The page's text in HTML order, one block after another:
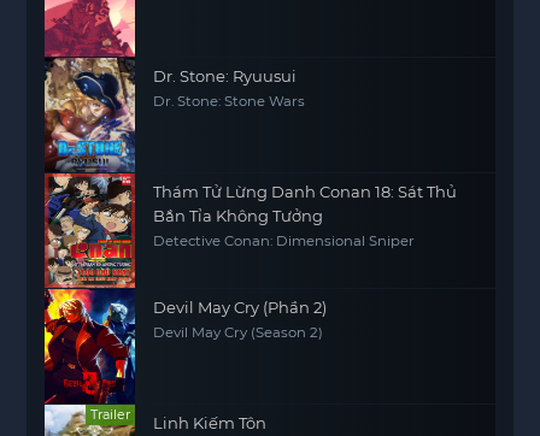
Dr. Stone: Ryuusui
Dr. Stone: Stone Wars
Thám Tử Lừng Danh Conan 18: Sát Thủ
Bắn Tỉa Không Tưởng
Detective Conan: Dimensional Sniper
Devil May Cry (Phần 2)
Devil May Cry (Season 2)
Trailer Linh Kiếm Tôn